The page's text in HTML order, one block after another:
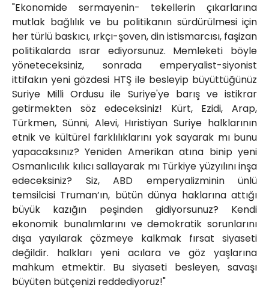
"Ekonomide sermayenin- tekellerin çıkarlarına
mutlak bağlılık ve bu politikanın sürdürülmesi için
her türlü baskıcı, ırkçı-şoven, din istismarcısı, faşizan
politikalarda ısrar ediyorsunuz. Memleketi böyle
yöneteceksiniz, sonrada emperyalist-siyonist
ittifakın yeni gözdesi HTŞ ile besleyip büyüttüğünüz
Suriye Milli Ordusu ile Suriye'ye barış ve istikrar
getirmekten söz edeceksiniz! Kürt, Ezidi, Arap,
Türkmen, Sünni, Alevi, Hıristiyan Suriye halklarının
etnik ve kültürel farklılıklarını yok sayarak mı bunu
yapacaksınız? Yeniden Amerikan atına binip yeni
Osmanlıcılık kılıcı sallayarak mı Türkiye yüzyılını inşa
edeceksiniz? Siz, ABD emperyalizminin ünlü
temsilcisi Truman’ın, bütün dünya haklarına attığı
büyük kazığın peşinden gidiyorsunuz? Kendi
ekonomik bunalımlarını ve demokratik sorunlarını
dışa yayılarak çözmeye kalkmak fırsat siyaseti
değildir. halkları yeni acılara ve göz yaşlarına
mahkum etmektir. Bu siyaseti besleyen, savaşı
büyüten bütçenizi reddediyoruz!"